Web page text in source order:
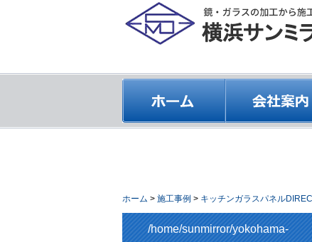
ホーム > 施工事例 > キッチンガラスパネル
/home/sunmirror/yokohama-